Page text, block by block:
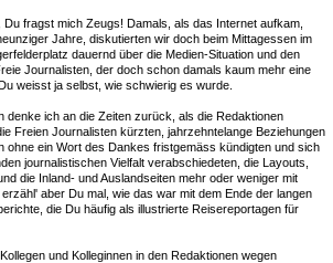
Du fragst mich Zeugs! Damals, als das Internet aufkam,
Jahre, diskutierten wir doch beim Mittagessen im
dauernd über die Medien-Situation und den
Journalisten, der doch schon damals kaum mehr eine
weisst ja selbst, wie schwierig es wurde.
denke ich an die Zeiten zurück, als die Redaktionen
Freien Journalisten kürzten, jahrzehntelange Beziehungen
ohne ein Wort des Dankes fristgemäss kündigten und sich
journalistischen Vielfalt verabschiedeten, die Layouts,
die Inland- und Auslandseiten mehr oder weniger mit
aber Du mal, wie das war mit dem Ende der langen
die Du häufig als illustrierte Reisereportagen für
und Kolleginnen in den Redaktionen wegen